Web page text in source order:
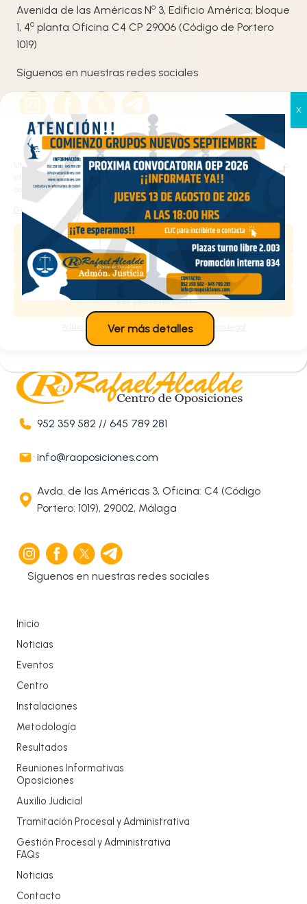
Gestionar el consentimiento
de las cookies
Utilizamos cookies propias y de terceros para analizar el tráfico en nuestro
sitio web y personalizar el contenido. Puede aceptar todas las cookies,
configurarlas según sus preferencias o rechazarlas.
Gestionar los servicios
Aceptar
Denegar
Ver preferencias
Política de cookiesPolítica de privacidad
Avenida de las Américas No 3, Edificio América; bloque
1, 4ª planta Oficina C4 CP 29006 (Código de Portero
1019)
Síguenos en nuestras redes sociales
Haz clic en «Estoy de acuerdo» para activar
Google maps
Política de cookies
Estoy de acuerdo
952 359 582 //645 789 281
info@raoposiciones.com
Avda. de las Américas 3, Oficina: C4 (Código
Portero: 1019), 29002, Málaga
Síguenos en nuestras redes sociales
Inicio
Noticias
Eventos
Centro
Instalaciones
Metodología
Resultados
Reuniones Informativas
Oposiciones
Auxilio Judicial
Tramitación Procesal y Administrativa
Gestión Procesal y Administrativa
FAQs
Noticias
Contacto
Ver más detalles